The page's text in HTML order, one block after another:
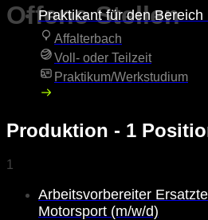
Offene Stellen
Praktikant für den
Affalterbach
Voll- oder Teilzeit
Praktikum/Werkstudium
Produktion - 1
1
Arbeitsvorbereiter
Motorsport (m/w/d)